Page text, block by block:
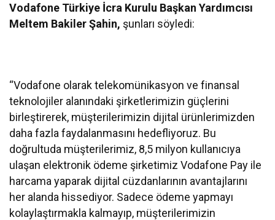
Vodafone Türkiye İcra Kurulu Başkan Yardımcısı
Meltem Bakiler Şahin, şunları söyledi:
“Vodafone olarak telekomünikasyon ve finansal
teknolojiler alanındaki şirketlerimizin güçlerini
birleştirerek, müşterilerimizin dijital ürünlerimizden
daha fazla faydalanmasını hedefliyoruz. Bu
doğrultuda müşterilerimiz, 8,5 milyon kullanıcıya
ulaşan elektronik ödeme şirketimiz Vodafone Pay ile
harcama yaparak dijital cüzdanlarının avantajlarını
her alanda hissediyor. Sadece ödeme yapmayı
kolaylaştırmakla kalmayıp, müşterilerimizin